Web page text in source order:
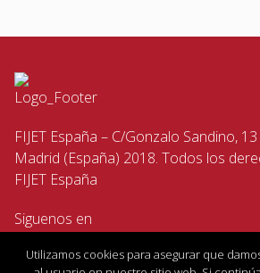
FIJET España – C/Gonzalo Sandino,
Madrid (España) 2018. Todos los
FIJET España
Siguenos en
Utilizamos cookies para asegurar que